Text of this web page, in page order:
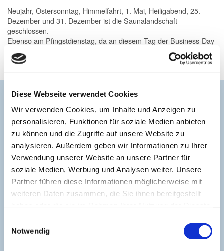
Diese Webseite verwendet Cookies
Wir verwenden Cookies, um Inhalte und Anzeigen zu
personalisieren, Funktionen für soziale Medien anbieten
zu können und die Zugriffe auf unsere Website zu
analysieren. Außerdem geben wir Informationen zu Ihrer
Verwendung unserer Website an unsere Partner für
soziale Medien, Werbung und Analysen weiter. Unsere
Partner führen diese Informationen möglicherweise mit
weiteren Daten zusammen, die Sie ihnen bereitgestellt
Notwendig
Neujahr, Ostersonntag, Himmelfahrt, 1. Mai, Heiligabend, 25.
Dezember und 31. Dezember ist die Saunalandschaft
geschlossen.
Ebenso am Pfingstdienstag, da an diesem Tag der Business-Day
des Pfingstmarktes stattfindet.